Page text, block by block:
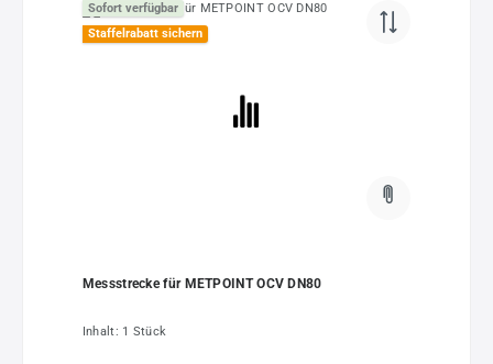
Sofort verfügbar
Staffelrabatt sichern
Messstrecke für METPOINT OCV DN80
Inhalt: 1 Stück